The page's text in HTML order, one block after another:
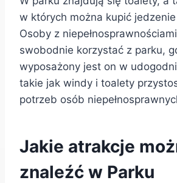
w których można kupić
Osoby z
swobodnie korzystać z parku,
wyposażony jest on w
takie jak windy i toalety
potrzeb osób
Jakie atrakcje
znaleźć w Parku